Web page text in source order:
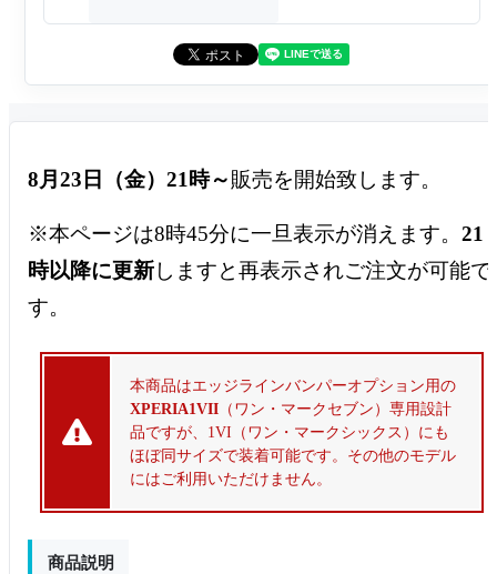
8月23日（金）21時～販売を開始致します。
※本ページは8時45分に一旦表示が消えます。 21
時以降に更新しますと再表示されご注文が可能で
す。
本商品はエッジラインバンパーオプション用の
XPERIA1VII （ワン・マークセブン）専用設計
品ですが、1VI（ワン・マークシックス）にも
ほぼ同サイズで装着可能です。その他のモデル
にはご利用いただけません。
商品説明